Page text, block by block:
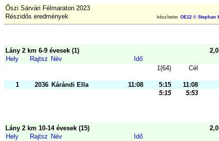
Őszi Sárvári Félmaraton 2023
Részidős eredmények
készítette: OE12 © Stephan
Lány 2 km 6-9 évesek (1)
Hely
Rajtsz Név
Idő
1(64)
Cél
1 2036 Kárándi Ella 11:08 5:15
11:08
5:15
5:53
Lány 2 km 10-14 évesek (15)
Hely
Rajtsz Név
Idő